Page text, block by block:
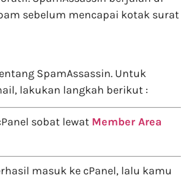
sebelum mencapai kotak surat
SpamAssassin. Untuk
lakukan langkah berikut :
sobat lewat Member Area
masuk ke cPanel, lalu kamu